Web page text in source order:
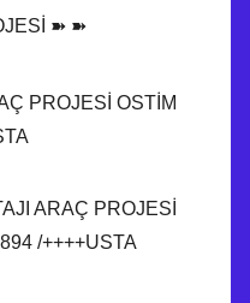
➽ ➽
PROJESİ OSTİM
ARAÇ PROJESİ
/++++USTA